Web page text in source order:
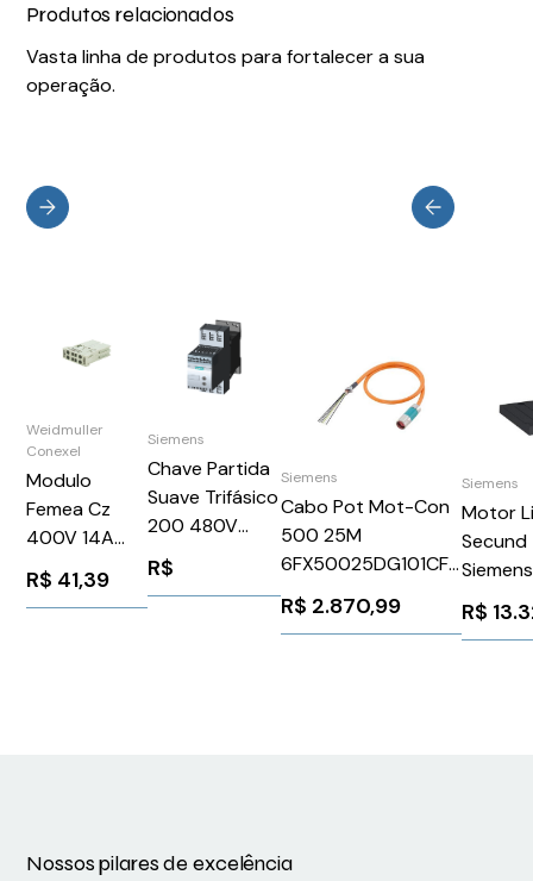
Produtos relacionados
Vasta linha de produtos para fortalecer a sua
operação.
Weidmuller
Conexel
Modulo
Femea Cz
400V 14A
Hdccm4Bzfag
Weidmuller
R$ 41,39
Siemens
Chave Partida
Suave Trifásico
200 480V
6,5A 110 220V
3RW30142BB14
R$
Siemens
Cabo Pot Mot-Con
500 25M
6FX50025DG101CF0
Siemens 84735
R$ 2.870,99
Siemens
Motor
Siemens
R$
Nossos pilares de excelência